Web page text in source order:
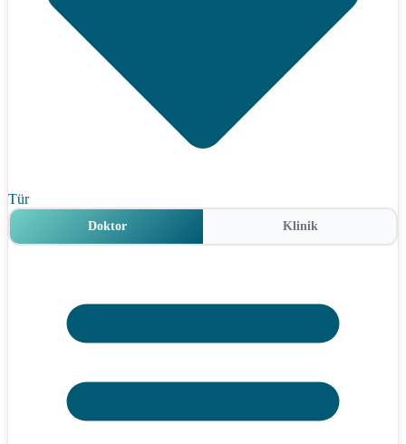
Tür
Doktor Klinik